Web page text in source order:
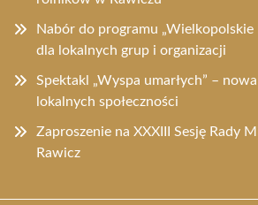
Nabór do programu „Wielkopolskie
dla lokalnych grup i organizacji
Spektakl „Wyspa umarłych” –
lokalnych społeczności
Zaproszenie na XXXIII Sesję Rady
Rawicz